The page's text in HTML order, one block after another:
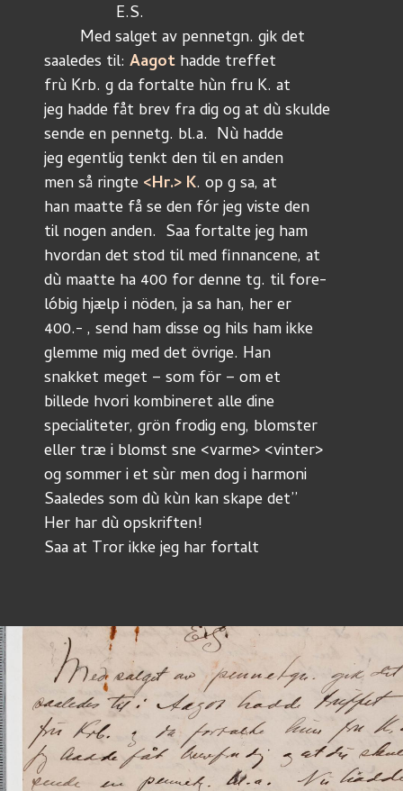
		E.S.
	Med salget av pennetgn. gik det
saaledes til: Aagot hadde treffet
frù Krb. g da fortalte hùn fru K. at
jeg hadde fåt brev fra dig og at dù skulde
sende en pennetg. bl.a.  Nù hadde
jeg egentlig tenkt den til en anden
men så ringte <Hr.> K. op g sa, at
han maatte få se den fór jeg viste den
til nogen anden.  Saa fortalte jeg ham
hvordan det stod til med finnancene, at
dù maatte ha 400 for denne tg. til fore-
lóbig hjælp i nöden, ja sa han, her er
400.- , send ham disse og hils ham ikke
glemme mig med det övrige. Han
snakket meget – som för – om et
billede hvori kombineret alle dine
specialiteter, grön frodig eng, blomster
eller træ i blomst sne <varme> <vinter>
og sommer i et sùr men dog i harmoni
Saaledes som dù kùn kan skape det’’
Her har dù opskriften!
Saa at Tror ikke jeg har fortalt